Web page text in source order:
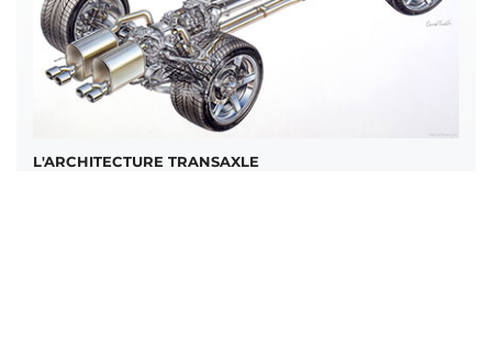
L'ARCHITECTURE TRANSAXLE